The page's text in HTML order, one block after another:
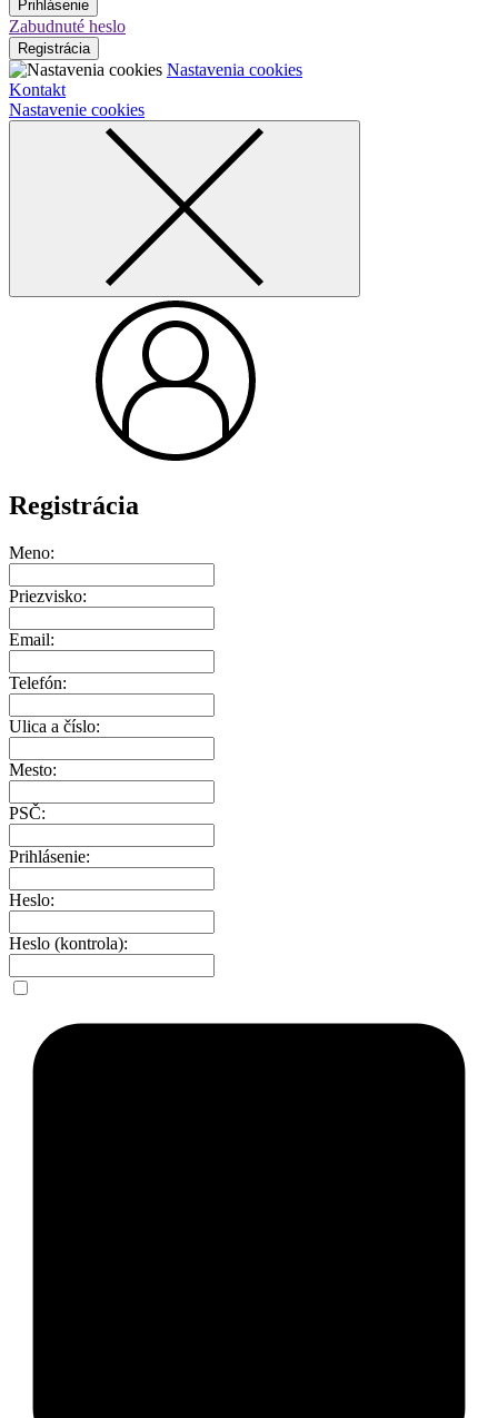
Prihlásenie
Zabudnuté heslo
Registrácia
Nastavenia cookies
Kontakt
Nastavenie cookies
Registrácia
Meno:
Priezvisko:
Email:
Telefón:
Ulica a číslo:
Mesto:
PSČ:
Prihlásenie:
Heslo:
Heslo (kontrola):